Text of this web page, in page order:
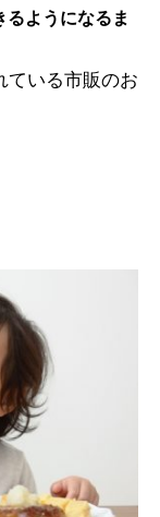
るようになるま
ている市販のお